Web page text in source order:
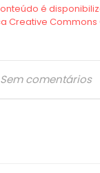
Sem comentários